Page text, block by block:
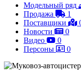
Модельный ряд
Продажа
1
Поставщики
Новости
0
Видео
0
Персоны
0